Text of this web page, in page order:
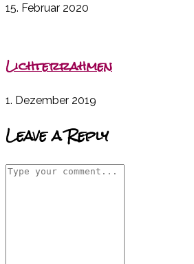
15. Februar 2020
Lichterrahmen
1. Dezember 2019
Leave a Reply